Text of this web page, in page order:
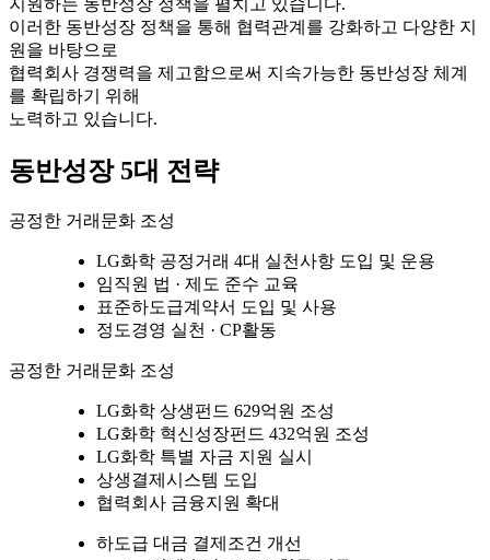
이러한 동반성장 정책을 통해 협력관계를 강화하고 다양한 지
원을 바탕으로
협력회사 경쟁력을 제고함으로써 지속가능한 동반성장 체계
를 확립하기 위해
노력하고 있습니다.
동반성장 5대 전략
공정한 거래문화 조성
LG화학 공정거래 4대 실천사항 도입 및 운용
임직원 법 · 제도 준수 교육
표준하도급계약서 도입 및 사용
정도경영 실천 · CP활동
공정한 거래문화 조성
LG화학 상생펀드 629억원 조성
LG화학 혁신성장펀드 432억원 조성
LG화학 특별 자금 지원 실시
상생결제시스템 도입
협력회사 금융지원 확대
하도급 대금 결제조건 개선